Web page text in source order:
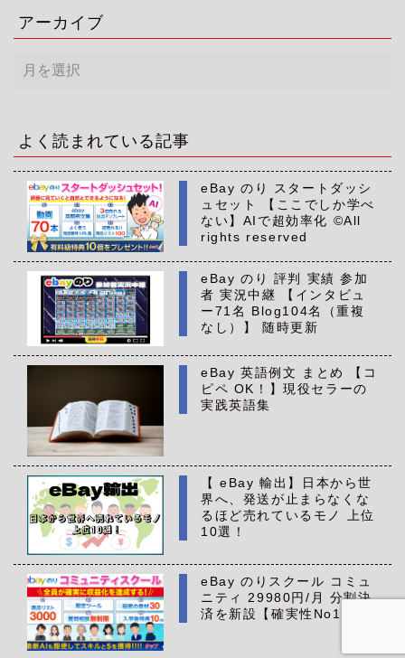
アーカイブ
ー
ブ
よく読まれている記事
eBay のり スタートダッシ
ュセット 【ここでしか学べ
ない】AIで超効率化 ©All
rights reserved
eBay のり 評判 実績 参加
者 実況中継 【インタビュ
ー71名 Blog104名（重複
なし）】 随時更新
eBay 英語例文 まとめ 【コ
ピペ OK！】現役セラーの
実践英語集
【 eBay 輸出】日本から世
界へ、発送が止まらなくな
るほど売れているモノ 上位
10選！
eBay のりスクール コミュ
ニティ 29980円/月 分割決
済を新設【確実性No1】